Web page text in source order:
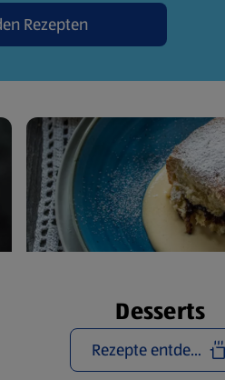
Rezepten
Desserts
Rezepte entdecken